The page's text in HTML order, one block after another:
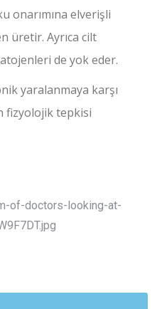
onarımına elverişli
üretir. Ayrıca cilt
de yok eder.
yaralanmaya karşı
fizyolojik tepkisi